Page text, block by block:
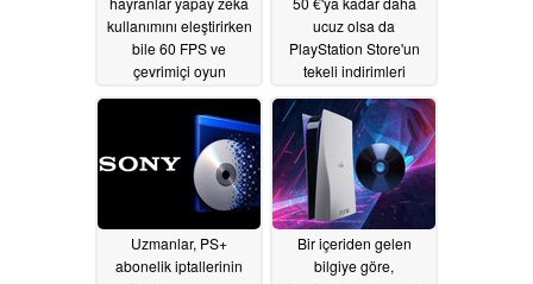
kullanımını eleştirirken
bile 60 FPS ve
çevrimiçi oyun
07/19/2026
ucuz olsa da
PlayStation Store'un
tekeli indirimleri
07/10/2026
Uzmanlar, PS+
abonelik iptallerinin
Bir içeriden gelen
bilgiye göre,